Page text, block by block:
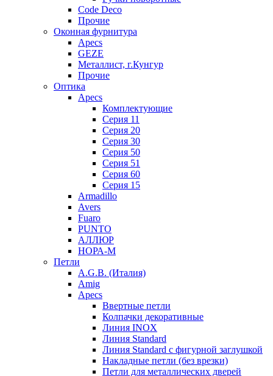
Code Deco
Прочие
Оконная фурнитура
Apecs
GEZE
Металлист, г.Кунгур
Прочие
Оптика
Apecs
Комплектующие
Серия 11
Серия 20
Серия 30
Серия 50
Серия 51
Серия 60
Серия 15
Armadillo
Avers
Fuaro
PUNTO
АЛЛЮР
НОРА-М
Петли
A.G.B. (Италия)
Amig
Apecs
Ввертные петли
Колпачки декоративные
Линия INOX
Линия Standard
Линия Standard с фигурной заглушкой
Накладные петли (без врезки)
Петли для металлических дверей